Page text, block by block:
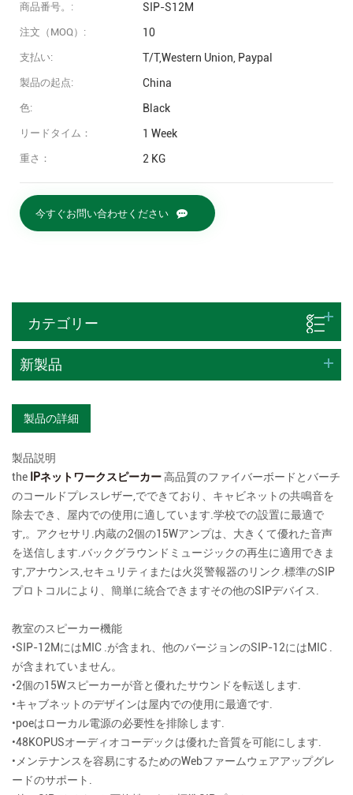
商品番号。: SIP-S12M
注文（MOQ）: 10
支払い: T/T,Western Union, Paypal
製品の起点: China
色: Black
リードタイム： 1 Week
重さ： 2 KG
今すぐお問い合わせください
カテゴリー
新製品
製品の詳細
製品説明
the IPネットワークスピーカー高品質のファイバーボードとバーチ
のコールドプレスレザー,でできており、キャビネットの共鳴音を
除去でき、屋内での使用に適しています.学校での設置に最適で
す,。アクセサリ.内蔵の2個の15Wアンプは、大きくて優れた音声
を送信します.バックグラウンドミュージックの再生に適用できま
す,アナウンス,セキュリティまたは火災警報器のリンク.標準のSIP
プロトコルにより、簡単に統合できますその他のSIPデバイス.
教室のスピーカー機能
•SIP-12MにはMIC .が含まれ、他のバージョンのSIP-12にはMIC .
が含まれていません。
•2個の15Wスピーカーが音と優れたサウンドを転送します.
•キャブネットのデザインは屋内での使用に最適です.
•poeはローカル電源の必要性を排除します.
•48KOPUSオーディオコーデックは優れた音質を可能にします.
•メンテナンスを容易にするためのWebファームウェアアップグレ
ードのサポート.